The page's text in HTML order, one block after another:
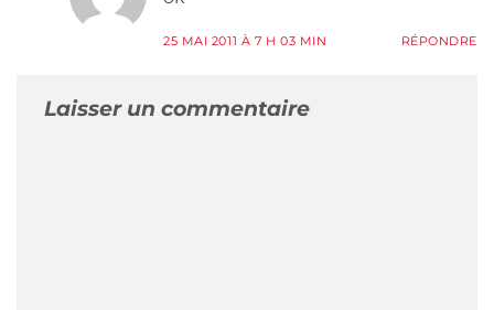
25 MAI 2011 À 7 H 03 MIN RÉPONDRE
Laisser un commentaire